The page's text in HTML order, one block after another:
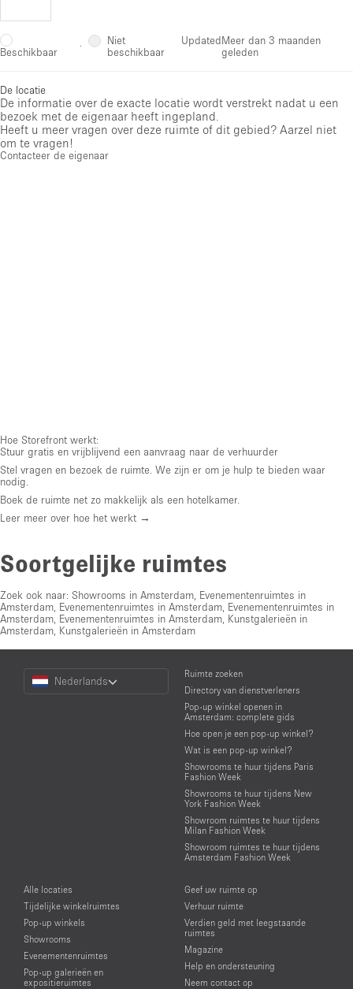
Beschikbaar ·
Niet
beschikbaar
UpdatedMeer dan 3 maanden
geleden
De locatie
De informatie over de exacte locatie wordt verstrekt nadat u een
bezoek met de eigenaar heeft ingepland.
Heeft u meer vragen over deze ruimte of dit gebied? Aarzel niet
om te vragen!
Contacteer de eigenaar
Hoe Storefront werkt:
Stuur gratis en vrijblijvend een aanvraag naar de verhuurder
Stel vragen en bezoek de ruimte. We zijn er om je hulp te bieden waar
nodig.
Boek de ruimte net zo makkelijk als een hotelkamer.
Leer meer over hoe het werkt →
Soortgelijke ruimtes
Zoek ook naar: Showrooms in Amsterdam Evenementenruimtes in
Amsterdam Evenementenruimtes in Amsterdam Evenementenruimtes in
Amsterdam Evenementenruimtes in Amsterdam Kunstgalerieën in
Amsterdam Kunstgalerieën in Amsterdam
Choose
Language
Nederlands
Ruimte zoeken
Directory van dienstverleners
Pop-up winkel openen in
Amsterdam: complete gids
Hoe open je een pop-up winkel?
Wat is een pop-up winkel?
Showrooms te huur tijdens Paris
Fashion Week
Showrooms te huur tijdens New
York Fashion Week
Showroom ruimtes te huur tijdens
Milan Fashion Week
Showroom ruimtes te huur tijdens
Amsterdam Fashion Week
Alle locaties
Tijdelijke winkelruimtes
Pop-up winkels
Showrooms
Evenementenruimtes
Pop-up galerieën en
expositieruimtes
Geef uw ruimte op
Verhuur ruimte
Verdien geld met leegstaande
ruimtes
Magazine
Help en ondersteuning
Neem contact op